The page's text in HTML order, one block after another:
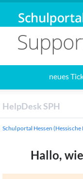
neues
HelpDesk SPH
Schulportal Hessen
Hallo,